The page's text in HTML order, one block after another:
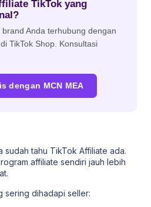
TikTok yang
Anda terhubung dengan
TikTok Shop. Konsultasi
dengan MCN MEA
sudah tahu TikTok Affiliate ada.
affiliate sendiri jauh lebih
sering dihadapi seller: